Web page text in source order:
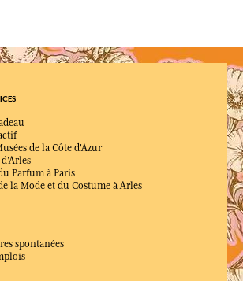
?
de la Côte d'Azur
Parfum à Paris
la Mode et du Costume à Arles
spontanées